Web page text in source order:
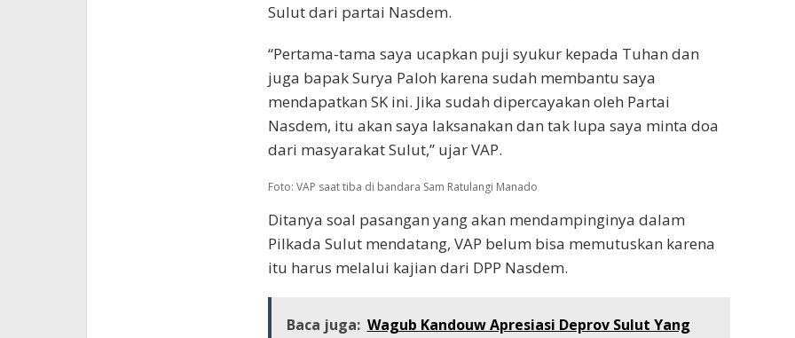
Sulut dari partai Nasdem.
“Pertama-tama saya ucapkan puji syukur kepada Tuhan dan
juga bapak Surya Paloh karena sudah membantu saya
mendapatkan SK ini. Jika sudah dipercayakan oleh Partai
Nasdem, itu akan saya laksanakan dan tak lupa saya minta doa
dari masyarakat Sulut,” ujar VAP.
Foto: VAP saat tiba di bandara Sam Ratulangi Manado
Ditanya soal pasangan yang akan mendampinginya dalam
Pilkada Sulut mendatang, VAP belum bisa memutuskan karena
itu harus melalui kajian dari DPP Nasdem.
Baca juga: Wagub Kandouw Apresiasi Deprov Sulut Yang